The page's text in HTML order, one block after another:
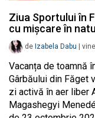
Ziua Sportului în
cu mișcare în
de Izabela Dabu
Vacanța de toamnă
Gârbăului din Făget
zi activă în aer liber
Magashegyi